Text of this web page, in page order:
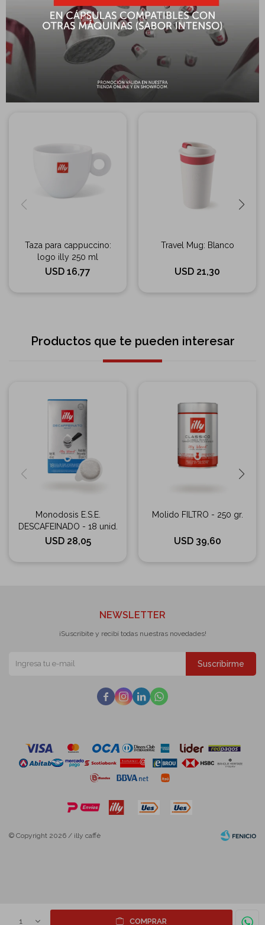
1 COMPRAR
Ideal para consumo en el hogar, oficinas, cafeterías y
restaurantes.
Completá tu compra
Taza para cappuccino:
logo illy 250 ml
USD 16,77
Travel Mug: Blanco
USD 21,30
Productos que te pueden interesar
Monodosis E.S.E.
DESCAFEINADO - 18 unid.
USD 28,05
Molido FILTRO - 250 gr.
USD 39,60
NEWSLETTER
¡Suscribite y recibí todas nuestras novedades!
Suscribirme
   
© Copyright 2026 / illy caffè
Fenicio